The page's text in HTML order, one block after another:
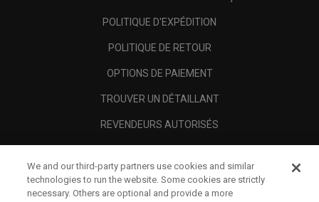
POLITIQUE D'EXPÉDITION
POLITIQUE DE RETOUR
OPTIONS DE PAIEMENT
TROUVER UN DÉTAILLANT
REVENDEURS AUTORISÉS
A PROPOS
We and our third-party partners use cookies and similar
technologies to run the website. Some cookies are strictly
necessary. Others are optional and provide a more